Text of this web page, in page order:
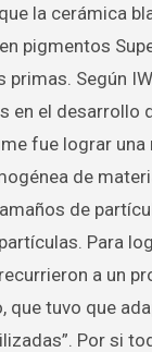
la cerámica
pigmentos
Según
en el desarrollo
fue lograr una
de
de
Para
a un
que tuvo que
Por si